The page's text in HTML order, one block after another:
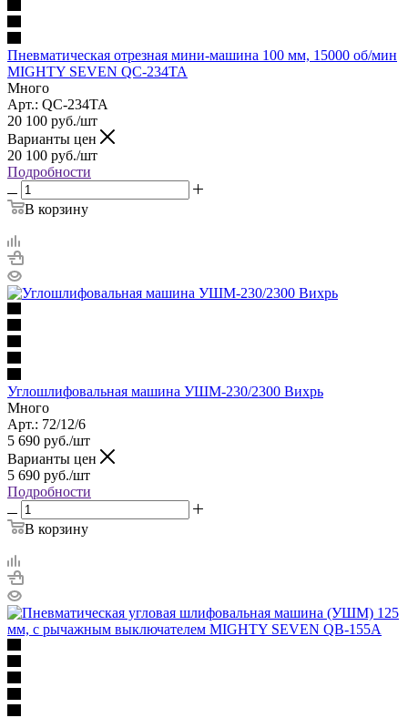
Пневматическая отрезная мини-машина 100 мм, 15000 об/мин
MIGHTY SEVEN QC-234TA
Много
Арт.: QC-234TA
20 100 руб./шт
Варианты цен
20 100 руб./шт
Подробности
В корзину
Углошлифовальная машина УШМ-230/2300 Вихрь
Много
Арт.: 72/12/6
5 690 руб./шт
Варианты цен
5 690 руб./шт
Подробности
В корзину